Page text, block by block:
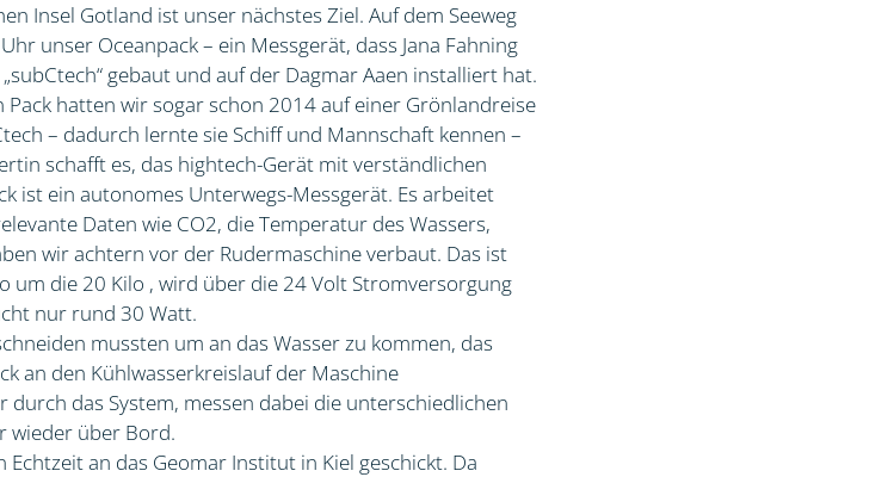
Insel Gotland ist unser nächstes Ziel. Auf dem Seeweg
unser Oceanpack – ein Messgerät, dass Jana Fahning
gebaut und auf der Dagmar Aaen installiert hat.
hatten wir sogar schon 2014 auf einer Grönlandreise
– dadurch lernte sie Schiff und Mannschaft kennen –
schafft es, das hightech-Gerät mit verständlichen
ist ein autonomes Unterwegs-Messgerät. Es arbeitet
Daten wie CO2, die Temperatur des Wassers,
wir achtern vor der Rudermaschine verbaut. Das ist
um die 20 Kilo , wird über die 24 Volt Stromversorgung
nur rund 30 Watt.
mussten um an das Wasser zu kommen, das
an den Kühlwasserkreislauf der Maschine
durch das System, messen dabei die unterschiedlichen
wieder über Bord.
an das Geomar Institut in Kiel geschickt. Da